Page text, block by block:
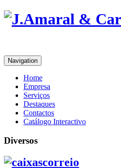
Navigation
Home
Empresa
Serviços
Destaques
Contactos
Catálogo Interactivo
Diversos